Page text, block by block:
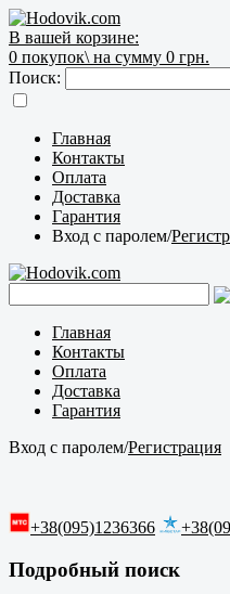
В вашей корзине:
0 покупок\ на сумму 0 грн.
Поиск:
Главная
Контакты
Оплата
Доставка
Гарантия
Вход с паролем/
Главная
Контакты
Оплата
Доставка
Гарантия
Вход с паролем/Регистрация
+38(095)1236366
Подробный поиск